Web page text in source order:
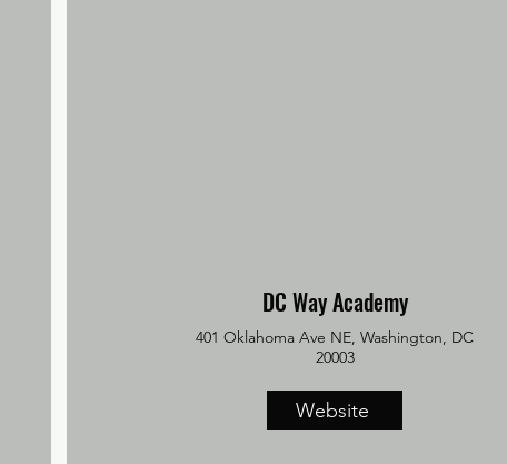
DC Way Academy
401 Oklahoma Ave NE, Washington, DC
20003
Website